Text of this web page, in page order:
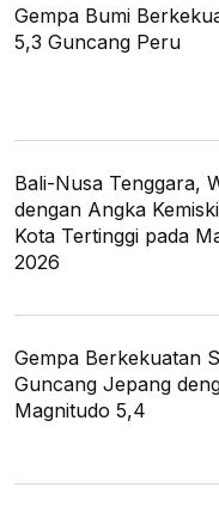
Gempa Bumi
5,3 Guncang Peru
Bali-Nusa Tenggara,
dengan Angka
Kota Tertinggi pada
2026
Gempa Berkekuatan
Guncang Jepang
Magnitudo 5,4